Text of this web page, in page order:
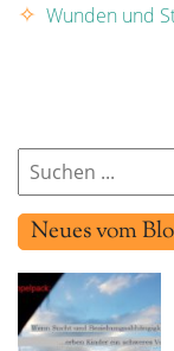
Wunden und
Neues vom